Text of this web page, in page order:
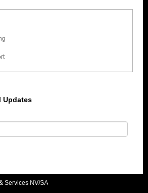
Updates
Services NV/SA